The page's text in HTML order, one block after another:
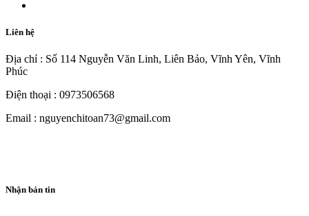
Liên hệ
Địa chỉ : Số 114 Nguyễn Văn Linh, Liên Bảo, Vĩnh Yên, Vĩnh
Phúc
Điện thoại : 0973506568
Email : nguyenchitoan73@gmail.com
Nhận bản tin